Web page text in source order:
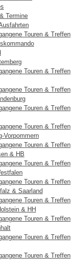
Termine
Touren & Treffen
Touren & Treffen
Touren & Treffen
Touren & Treffen
Touren & Treffen
Touren & Treffen
& HB
Touren & Treffen
Touren & Treffen
& Saarland
Touren & Treffen
& HH
Touren & Treffen
Touren & Treffen
Touren & Treffen